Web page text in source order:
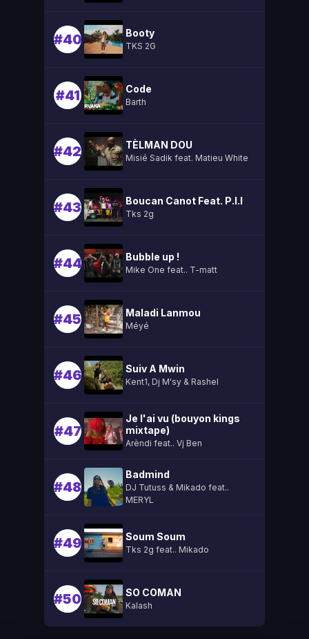
#40 Booty
TKS 2G
#41 Code
Barth
#42 TÈLMAN DOU
Misié Sadik feat. Matieu White
#43 Boucan Canot Feat. P.l.l
Tks 2g
#44 Bubble up !
Mike One feat.. T-matt
#45 Maladi Lanmou
Méyé
#46 Suiv A Mwin
Kent1, Dj M'sy & Rashel
#47
Je l'ai vu (bouyon kings
mixtape)
Arèndi feat.. Vj Ben
#48
Badmind
DJ Tutuss & Mikado feat..
MERYL
#49 Soum Soum
Tks 2g feat.. Mikado
#50 SO COMAN
Kalash